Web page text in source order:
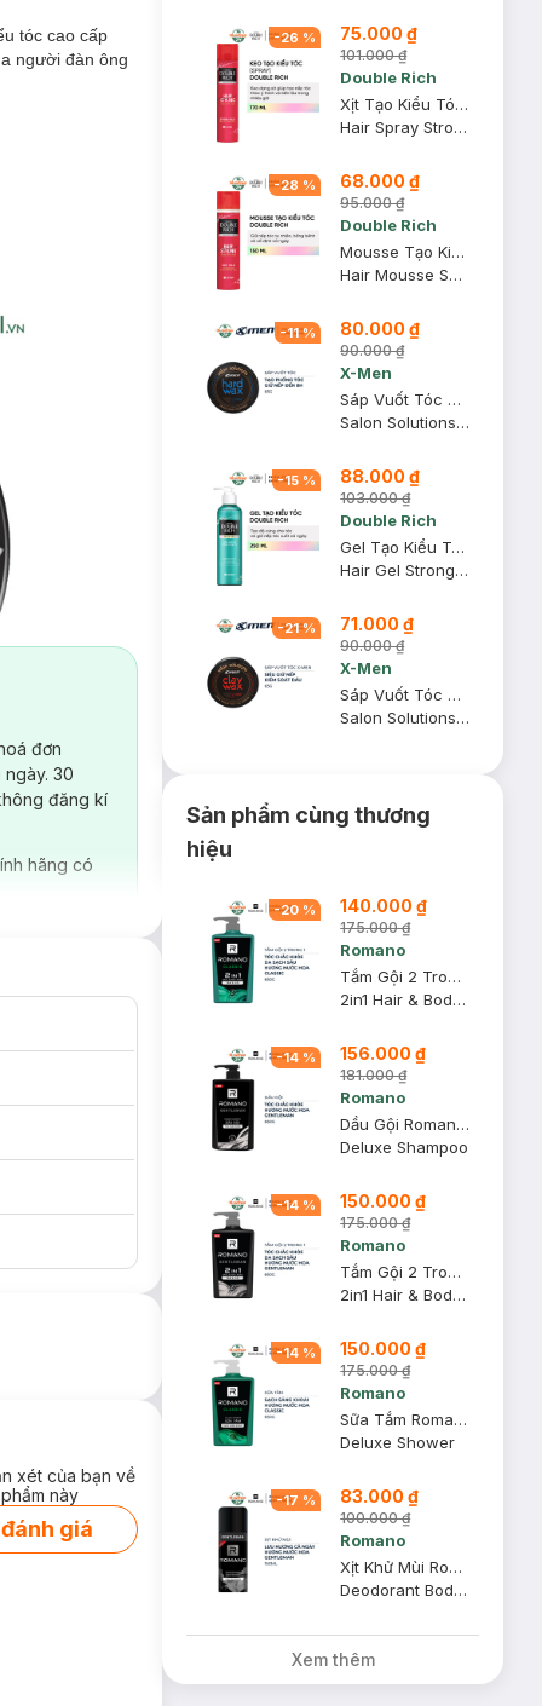
tóc cao cấp
người đàn ông
đơn
30
đăng kí
hãng có
xét của bạn về
này
giá
-26 % 75.000 ₫
101.000 ₫
Double Rich
Xịt Tạo Kiểu Tóc Double Rich Giữ Tóc Cố Định 170ml
Hair Spray Strong Hold
-28 % 68.000 ₫
95.000 ₫
Double Rich
Mousse Tạo Kiểu Tóc Double Rich Giữ Nếp Tự Nhiên 150ml
Hair Mousse Soft Hold
-11% 80.000 ₫
90.000 ₫
X-Men
Sáp Vuốt Tóc X-Men Tạo Phồng & Giữ Nếp 8H 65g
Salon Solutions Hard Wax
-15 % 88.000 ₫
103.000 ₫
Double Rich
Gel Tạo Kiểu Tóc Double Rich Giữ Nếp Tóc Uốn 250ml
Hair Gel Strong Hold
-21% 71.000 ₫
90.000 ₫
X-Men
Sáp Vuốt Tóc X-Men 8H Siêu Giữ Nếp & Kiềm Dầu 65g
Salon Solutions Clay Wax
Sản phẩm cùng thương
hiệu
-20 % 140.000 ₫
175.000 ₫
Romano
Tắm Gội 2 Trong 1 Romano Hương Nước Hoa Classic 650g
2in1 Hair & Body Wash
-14 % 156.000 ₫
181.000 ₫
Romano
Dầu Gội Romano Hương Nước Hoa Gentleman 650g
Deluxe Shampoo
-14 % 150.000 ₫
175.000 ₫
Romano
Tắm Gội 2 Trong 1 Romano Hương Nước Hoa Gentleman 650g
2in1 Hair & Body Wash
-14 % 150.000 ₫
175.000 ₫
Romano
Sữa Tắm Romano Hương Nước Hoa Classic 650g
Deluxe Shower
-17 % 83.000 ₫
100.000 ₫
Romano
Xịt Khử Mùi Romano Hương Nước Hoa Gentleman 150ml
Deodorant Body Spray
Xem thêm